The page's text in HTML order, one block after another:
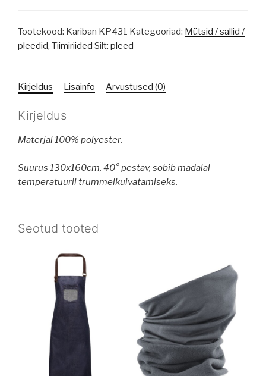
Tootekood: Kariban KP431 Kategooriad: Mütsid / sallid /
pleedid, Tiimiriided Silt: pleed
Kirjeldus Lisainfo Arvustused (0)
Kirjeldus
Materjal 100% polyester.
Suurus 130x160cm, 40° pestav, sobib madalal
temperatuuril trummelkuivatamiseks.
Seotud tooted